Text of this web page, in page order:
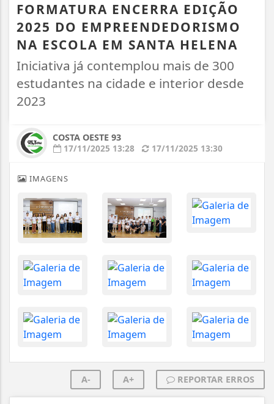
FORMATURA ENCERRA EDIÇÃO
2025 DO EMPREENDEDORISMO
NA ESCOLA EM SANTA HELENA
Iniciativa já contemplou mais de 300
estudantes na cidade e interior desde
2023
COSTA OESTE 93
17/11/2025 13:28
17/11/2025 13:30
IMAGENS
A- A+ REPORTAR ERROS